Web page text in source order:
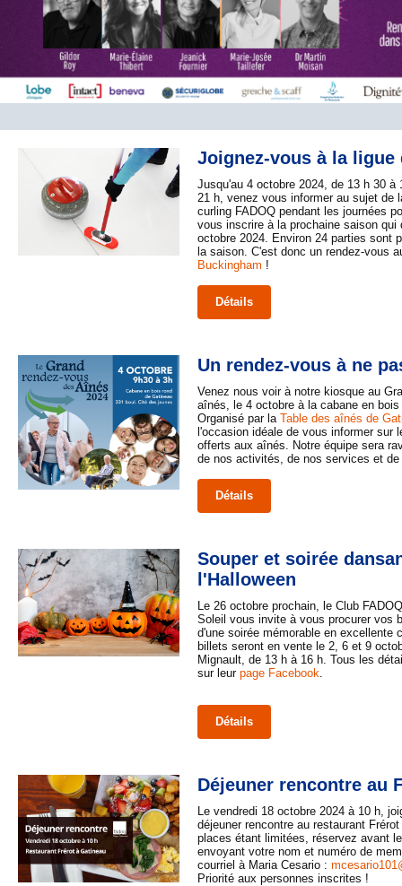
Joignez-vous à la ligue
Jusqu'au 4 octobre 2024, de 13 h 30 à
21 h, venez vous informer au sujet de
curling FADOQ pendant les journées
vous inscrire à la prochaine saison qui
octobre 2024. Environ 24 parties sont
la saison. C'est donc un rendez-vous
Buckingham !
Détails
Un rendez-vous à ne
Venez nous voir à notre kiosque au
aînés, le 4 octobre à la cabane en
Organisé par la Table des aînés de
l'occasion idéale de vous informer sur
offerts aux aînés. Notre équipe sera
de nos activités, de nos services et
Détails
Souper et soirée
l'Halloween
Le 26 octobre prochain, le Club
Soleil vous invite à vous procurer vos
d'une soirée mémorable en excellente
billets seront en vente le 2, 6 et 9
Mignault, de 13 h à 16 h. Tous les
sur leur page Facebook.
Détails
Déjeuner rencontre au
Le vendredi 18 octobre 2024 à 10 h,
déjeuner rencontre au restaurant
places étant limitées, réservez avant
envoyant votre nom et numéro de
courriel à Maria Cesario :
Priorité aux personnes inscrites !